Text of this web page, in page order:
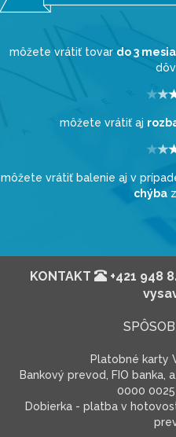
môžete vrátiť tovar do 3
môžete vrátiť aj
môžete vrátiť balenie aj v
chýba
KONTAKT +421 948
Platobné karty
Bankový prevod, FIO banka,
0000
Dobierka - platba v